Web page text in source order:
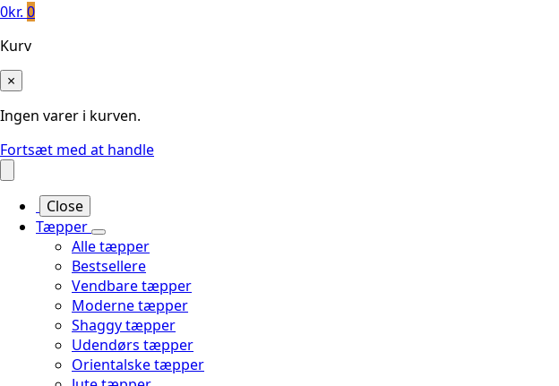
0kr. 0
Kurv
×
Ingen varer i kurven.
Fortsæt med at handle
Close
Tæpper
Alle tæpper
Bestsellere
Vendbare tæpper
Moderne tæpper
Shaggy tæpper
Udendørs tæpper
Orientalske tæpper